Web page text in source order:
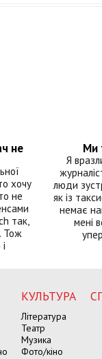
не
хочу
не
так,
Тож
Ми
Я
люди
як із
немає
мені
КУЛЬТУРА
Література
Театр
Музика
Фото/кіно